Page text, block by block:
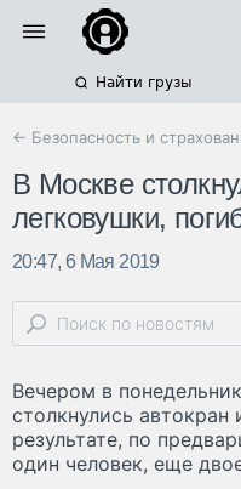
Найти грузы
← Безопасность и
В Москве
легковушки,
20:47, 6 Мая 2019
Вечером в
столкнулись автокран
результате, по
один человек, еще